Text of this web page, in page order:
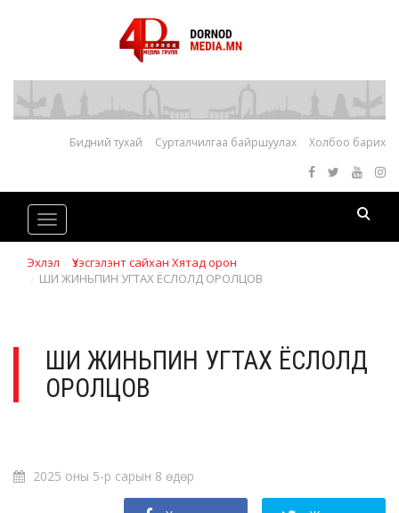
Бидний тухай Сурталчилгаа байршуулах Холбоо барих
Toggle
navigation
Эхлэл
Үзэсгэлэнт сайхан Хятад орон
ШИ ЖИНЬПИН УГТАХ ЁСЛОЛД ОРОЛЦОВ
ШИ ЖИНЬПИН УГТАХ ЁСЛОЛД
ОРОЛЦОВ
2025 оны 5-р сарын 8 өдөр